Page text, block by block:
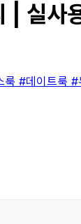
실사
룩 #데이트룩 #